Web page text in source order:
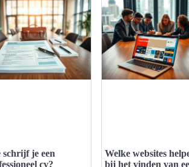
schrijf je een
cv?
Welke websites
bij het vinden van